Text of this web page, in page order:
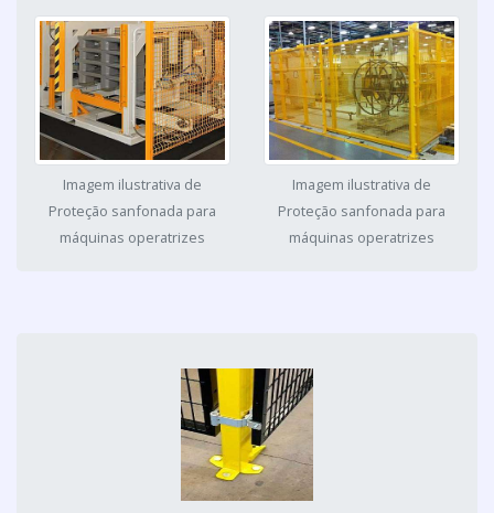
Imagem ilustrativa de
Proteção sanfonada para
máquinas operatrizes
Imagem ilustrativa de
Proteção sanfonada para
máquinas operatrizes